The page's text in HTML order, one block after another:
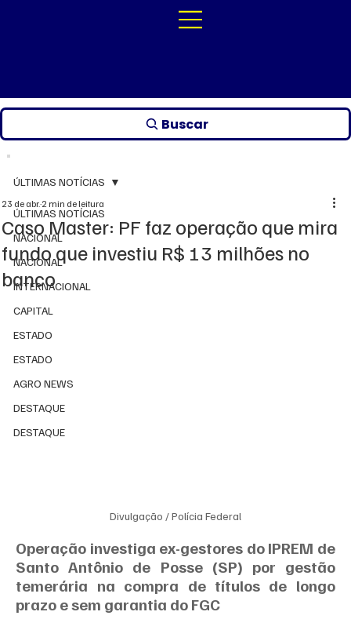
Buscar
ÚLTIMAS NOTÍCIAS
NACIONAL
NACIONAL
INTERNACIONAL
CAPITAL
ESTADO
ESTADO
AGRO NEWS
DESTAQUE
DESTAQUE
ÚLTIMAS NOTÍCIAS
Caso Master: PF faz operação que mira
fundo que investiu R$ 13 milhões no
banco
23 de abr.2 min de leitura
Divulgação / Polícia Federal
Operação investiga ex-gestores do IPREM de
Santo Antônio de Posse (SP) por gestão
temerária na compra de títulos de longo
prazo e sem garantia do FGC